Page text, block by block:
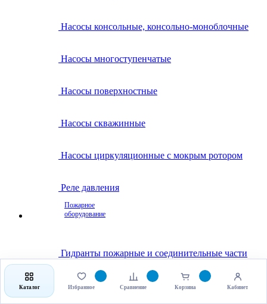
Насосы консольные, консольно-моноблочные
Насосы многоступенчатые
Насосы поверхностные
Насосы скважинные
Насосы циркуляционные с мокрым ротором
Реле давления
Пожарное
оборудование
Гидранты пожарные и соединительные части
Клапаны пожарные
Каталог Избранное Сравнение Корзина Кабинет